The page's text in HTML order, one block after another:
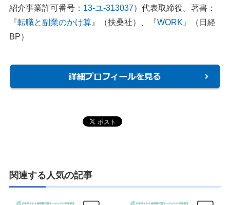
紹介事業許可番号： 13-ユ-313037）代表取締役。著書：
『転職と副業のかけ算 』（扶桑社）、『WORK 』（日経
BP）
関連する人気の記事